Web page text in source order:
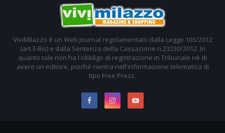
ViviMilazzo è un Web Journal regolamentato dalla Legge 103/2012
(art.3-Bis) e dalla Sentenza della Cassazione n.23230/2012. In
quanto tale non ha l'obbligo di registrazione in Tribunale nè di
avere un editore, poiché rientra nell'informazione telematica di
tipo Free Press.